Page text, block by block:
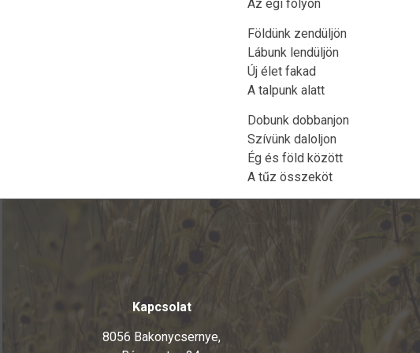
Az égi folyón
Földünk zendüljön
Lábunk lendüljön
Új élet fakad
A talpunk alatt
Dobunk dobbanjon
Szívünk daloljon
Ég és föld között
A tűz összeköt
Kapcsolat
8056 Bakonycsernye,